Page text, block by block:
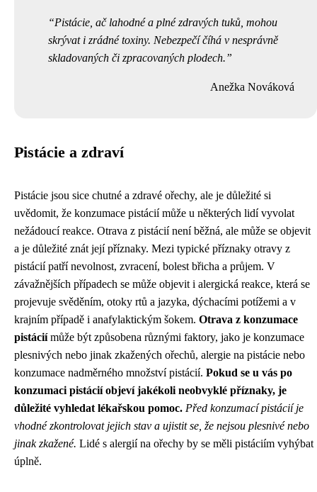
Pistácie, ač lahodné a plné zdravých tuků, mohou
skrývat i zrádné toxiny. Nebezpečí číhá v nesprávně
skladovaných či zpracovaných plodech.
Anežka Nováková
Pistácie a zdraví
Pistácie jsou sice chutné a zdravé ořechy, ale je důležité si
uvědomit, že konzumace pistácií může u některých lidí vyvolat
nežádoucí reakce. Otrava z pistácií není běžná, ale může se objevit
a je důležité znát její příznaky. Mezi typické příznaky otravy z
pistácií patří nevolnost, zvracení, bolest břicha a průjem. V
závažnějších případech se může objevit i alergická reakce, která se
projevuje svěděním, otoky rtů a jazyka, dýchacími potížemi a v
krajním případě i anafylaktickým šokem. Otrava z konzumace
pistáciímůže být způsobena různými faktory, jako je konzumace
plesnivých nebo jinak zkažených ořechů, alergie na pistácie nebo
konzumace nadměrného množství pistácií. Pokud se u vás po
konzumaci pistácií objeví jakékoli neobvyklé příznaky, je
důležité vyhledat lékařskou pomoc. Před konzumací pistácií je
vhodné zkontrolovat jejich stav a ujistit se, že nejsou plesnivé nebo
jinak zkažené. Lidé s alergií na ořechy by se měli pistáciím vyhýbat
úplně.